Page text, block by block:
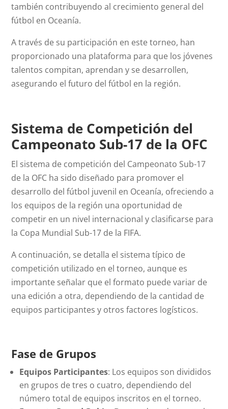
también contribuyendo al crecimiento general del
fútbol en Oceanía.
A través de su participación en este torneo, han
proporcionado una plataforma para que los jóvenes
talentos compitan, aprendan y se desarrollen,
asegurando el futuro del fútbol en la región.
Sistema de Competición del
Campeonato Sub-17 de la OFC
El sistema de competición del Campeonato Sub-17
de la OFC ha sido diseñado para promover el
desarrollo del fútbol juvenil en Oceanía, ofreciendo a
los equipos de la región una oportunidad de
competir en un nivel internacional y clasificarse para
la Copa Mundial Sub-17 de la FIFA.
A continuación, se detalla el sistema típico de
competición utilizado en el torneo, aunque es
importante señalar que el formato puede variar de
una edición a otra, dependiendo de la cantidad de
equipos participantes y otros factores logísticos.
Fase de Grupos
Equipos Participantes: Los equipos son divididos
en grupos de tres o cuatro, dependiendo del
número total de equipos inscritos en el torneo.